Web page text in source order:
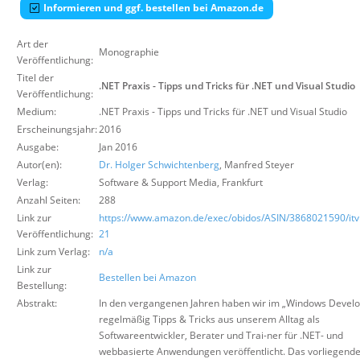
Über uns
Informieren und ggf. bestellen bei Amazon.de
Art der
Veröffentlichung:
Monographie
Titel der
Veröffentlichung:
.NET Praxis - Tipps und Tricks für .NET und Visual Studio
Medium:
.NET Praxis - Tipps und Tricks für .NET und Visual Studio
Erscheinungsjahr:2016
Ausgabe:
Jan 2016
Autor(en):
Dr. Holger Schwichtenberg, Manfred Steyer
Verlag:
Software & Support Media, Frankfurt
Anzahl Seiten:
288
Link zur
Veröffentlichung:
https://www.amazon.de/exec/obidos/ASIN/3868021590/
21
Link zum Verlag:
n/a
Link zur
Bestellung:
Bestellen bei Amazon
Abstrakt:
In den vergangenen Jahren haben wir im „Windows
regelmäßig Tipps & Tricks aus unserem Alltag als
Softwareentwickler, Berater und Trai-ner für .NET- und
webbasierte Anwendungen veröffentlicht. Das vorliegende